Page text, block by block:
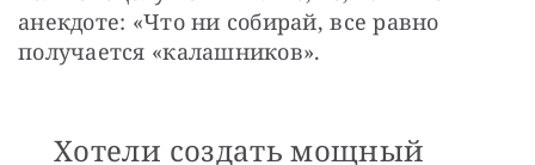
анекдоте: «Что ни собирай, все равно
получается «калашников».
Хотели создать мощный